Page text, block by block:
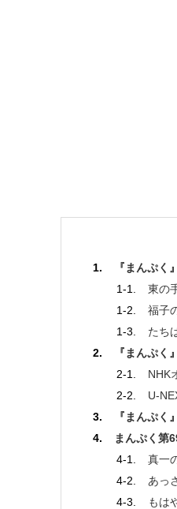
『まんぷく
東の
福子
たち
『まんぷく
NHK
U-
『まんぷく
まんぷく第
真一
あっ
もは